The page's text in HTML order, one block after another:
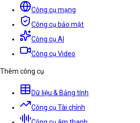
Công cụ mạng
Công cụ bảo mật
Công cụ AI
Công cụ Video
Thêm công cụ
Dữ liệu & Bảng tính
Công cụ Tài chính